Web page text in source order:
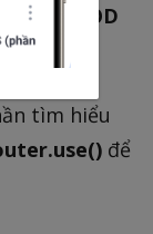
.
tìm hiểu
để